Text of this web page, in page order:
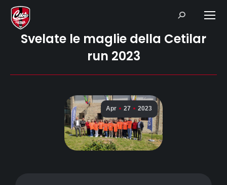
Search:
Svelate le maglie della Cetilar
run 2023
Apr 27 2023